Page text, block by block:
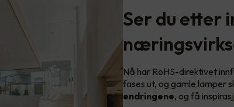
Ser du etter
Nå har RoHS-direktivet
fases ut, og gamle lamper
endringene, og få